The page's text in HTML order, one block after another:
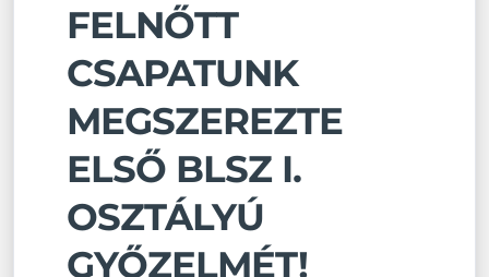
FELNŐTT
CSAPATUNK
MEGSZEREZTE
ELSŐ BLSZ I.
OSZTÁLYÚ
GYŐZELMÉT!